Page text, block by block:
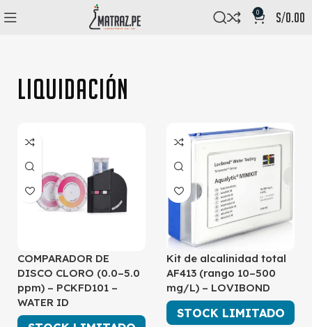
0 s/0.00
Liquidación
COMPARADOR DE
DISCO CLORO (0.0–5.0
ppm) – PCKFD101 –
WATER ID
Kit de alcalinidad total
AF413 (rango 10–500
mg/L) – LOVIBOND
STOCK LIMITADO